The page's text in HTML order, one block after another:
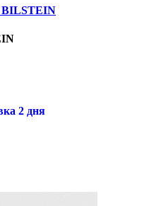
BILSTEIN
2 дня